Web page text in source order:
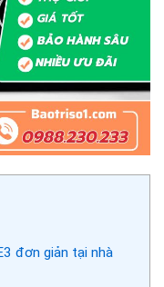
đơn giản tại nhà